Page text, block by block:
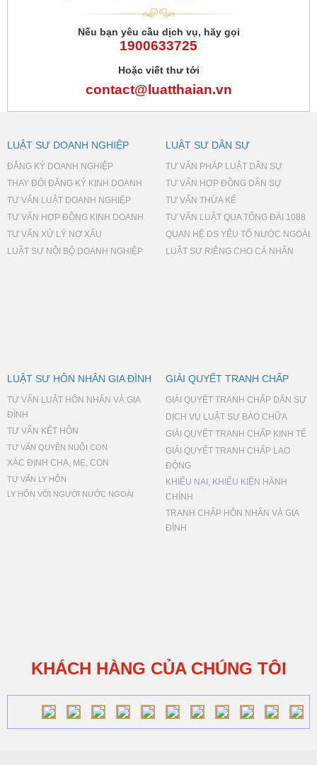
Nếu bạn yêu cầu dịch vụ, hãy gọi
1900633725
Hoặc viết thư tới
contact@luatthaian.vn
LUẬT SƯ DOANH NGHIỆP
ĐĂNG KÝ DOANH NGHIỆP
THAY ĐỔI ĐĂNG KÝ KINH DOANH
TƯ VẤN LUẬT DOANH NGHIỆP
TƯ VẤN HỢP ĐỒNG KINH DOANH
TƯ VẤN XỬ LÝ NỢ XẤU
LUẬT SƯ NỘI BỘ DOANH NGHIỆP
LUẬT SƯ DÂN SỰ
TƯ VẤN PHÁP LUẬT DÂN SỰ
TƯ VẤN HỢP ĐỒNG DÂN SỰ
TƯ VẤN THỪA KẾ
TƯ VẤN LUẬT QUA TỔNG ĐÀI 1088
QUAN HỆ DS YẾU TỐ NƯỚC NGOÀI
LUẬT SƯ RIÊNG CHO CÁ NHÂN
LUẬT SƯ HÔN NHÂN GIA ĐÌNH
TƯ VẤN LUẬT HÔN NHÂN VÀ GIA
ĐÌNH
TƯ VẤN KẾT HÔN
TƯ VẤN QUYỀN NUÔI CON
XÁC ĐỊNH CHA, MẸ, CON
TƯ VẤN LY HÔN
LY HÔN VỚI NGƯỜI NƯỚC NGOÀI
GIẢI QUYẾT TRANH CHẤP
GIẢI QUYẾT TRANH CHẤP DÂN SỰ
DỊCH VỤ LUẬT SƯ BÀO CHỮA
GIẢI QUYẾT TRANH CHẤP KINH TẾ
GIẢI QUYẾT TRANH CHẤP LAO
ĐỘNG
KHIẾU NẠI, KHIẾU KIỆN HÀNH
CHÍNH
TRANH CHẤP HÔN NHÂN VÀ GIA
ĐÌNH
KHÁCH HÀNG CỦA CHÚNG TÔI